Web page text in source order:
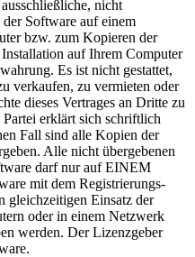
nicht
Software auf einem
bzw. zum Kopieren der
auf Ihrem Computer
Es ist nicht gestattet,
verkaufen, zu vermieten oder
dieses Vertrages an Dritte zu
erklärt sich schriftlich
Fall sind alle Kopien der
Alle nicht übergebenen
darf nur auf EINEM
mit dem Registrierungs-
gleichzeitigen Einsatz der
oder in einem Netzwerk
werden. Der Lizenzgeber